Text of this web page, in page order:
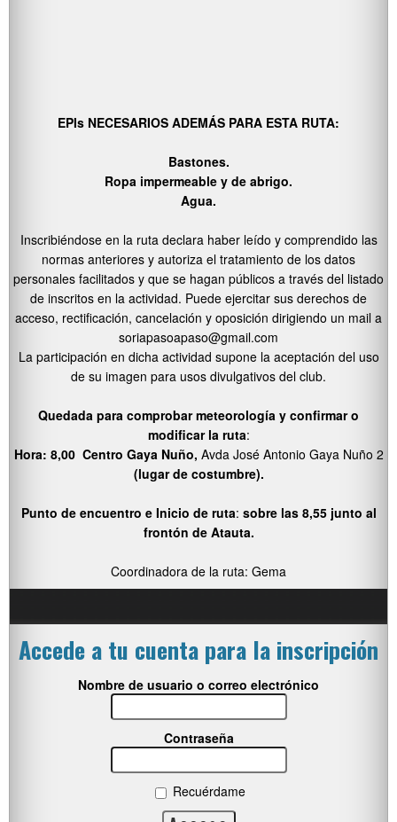
EPIs NECESARIOS ADEMÁS PARA ESTA RUTA:
Bastones.
Ropa impermeable y de abrigo.
Agua.
Inscribiéndose en la ruta declara haber leído y comprendido las
normas anteriores y autoriza el tratamiento de los datos
personales facilitados y que se hagan públicos a través del listado
de inscritos en la actividad. Puede ejercitar sus derechos de
acceso, rectificación, cancelación y oposición dirigiendo un mail a
soriapasoapaso@gmail.com
La participación en dicha actividad supone la aceptación del uso
de su imagen para usos divulgativos del club.
Quedada para comprobar meteorología y confirmar o
modificar la ruta:
Hora: 8,00 Centro Gaya Nuño, Avda José Antonio Gaya Nuño 2
(lugar de costumbre).
Punto de encuentro e Inicio de ruta: sobre las 8,55 junto al
frontón de Atauta.
Coordinadora de la ruta: Gema
Accede a tu cuenta para la inscripción
Nombre de usuario o correo electrónico
Contraseña
Recuérdame